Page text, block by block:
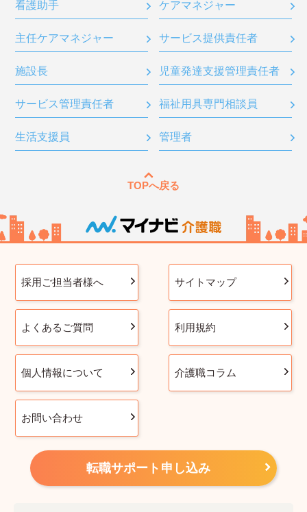
看護助手 ケアマネジャー
主任ケアマネジャー サービス提供責任者
施設長 児童発達支援管理責任者
サービス管理責任者 福祉用具専門相談員
生活支援員 管理者
TOPへ戻る
採用ご担当者様へ サイトマップ
よくあるご質問 利用規約
個人情報について 介護職コラム
お問い合わせ
転職サポート申し込み